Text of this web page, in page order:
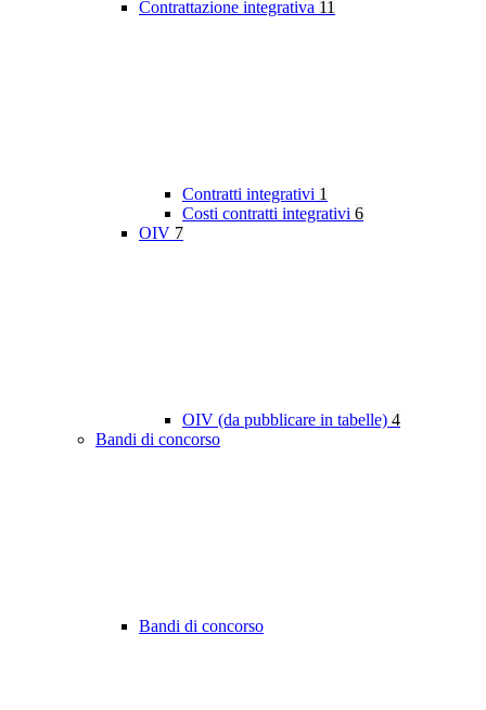
Contrattazione integrativa 11
Contratti integrativi 1
Costi contratti integrativi 6
OIV 7
OIV (da pubblicare in tabelle) 4
Bandi di concorso
Bandi di concorso